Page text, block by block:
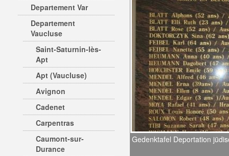
Departement Var
Departement
Vaucluse
Saint-Saturnin-lès-
Apt
Apt (Vaucluse)
Avignon
Cadenet
Carpentras
Caumont-sur-
Durance
Gedenktafel Deportation